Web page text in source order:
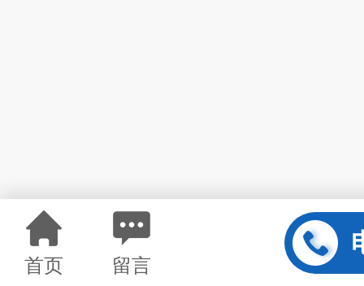
首页 留言